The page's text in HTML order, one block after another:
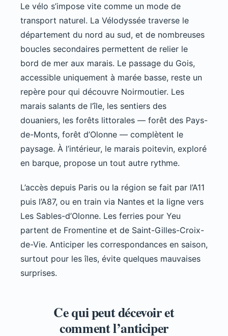
Le vélo s’impose vite comme un mode de
transport naturel. La Vélodyssée traverse le
département du nord au sud, et de nombreuses
boucles secondaires permettent de relier le
bord de mer aux marais. Le passage du Gois,
accessible uniquement à marée basse, reste un
repère pour qui découvre Noirmoutier. Les
marais salants de l’île, les sentiers des
douaniers, les forêts littorales — forêt des Pays-
de-Monts, forêt d’Olonne — complètent le
paysage. À l’intérieur, le marais poitevin, exploré
en barque, propose un tout autre rythme.
L’accès depuis Paris ou la région se fait par l’A11
puis l’A87, ou en train via Nantes et la ligne vers
Les Sables-d’Olonne. Les ferries pour Yeu
partent de Fromentine et de Saint-Gilles-Croix-
de-Vie. Anticiper les correspondances en saison,
surtout pour les îles, évite quelques mauvaises
surprises.
Ce qui peut décevoir et
comment l’anticiper